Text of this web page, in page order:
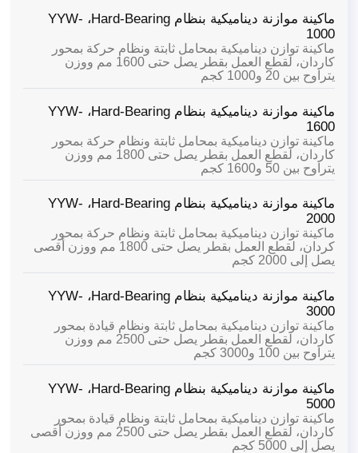
ماكينة موازنة ديناميكية بنظام Hard-Bearing،
YYW-
1000
ماكينة توازن ديناميكية بمحامل ثابتة ونظام حركة بمحور
كاردان، لقطع العمل بقطر يصل حتى 1600 مم ووزن
يتراوح بين 20 و1000 كجم
ماكينة موازنة ديناميكية بنظام Hard-Bearing،
YYW-
1600
ماكينة توازن ديناميكية بمحامل ثابتة ونظام حركة بمحور
كاردان، لقطع العمل بقطر يصل حتى 1800 مم ووزن
يتراوح بين 50 و1600 كجم
ماكينة موازنة ديناميكية بنظام Hard-Bearing،
YYW-
2000
ماكينة توازن ديناميكية بمحامل ثابتة ونظام حركة بمحور
كردان، لقطع العمل بقطر يصل حتى 1800 مم ووزن أقصى
يصل إلى 2000 كجم
ماكينة موازنة ديناميكية بنظام Hard-Bearing،
YYW-
3000
ماكينة توازن ديناميكية بمحامل ثابتة ونظام قيادة بمحور
كاردان، لقطع العمل بقطر يصل حتى 2500 مم ووزن
يتراوح بين 100 و3000 كجم
ماكينة موازنة ديناميكية بنظام Hard-Bearing،
YYW-
5000
ماكينة توازن ديناميكية بمحامل ثابتة ونظام قيادة بمحور
كاردان، لقطع العمل بقطر يصل حتى 2500 مم ووزن أقصى
يصل إلى 5000 كجم